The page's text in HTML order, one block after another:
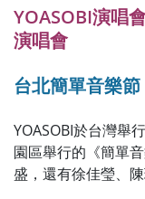
YOASOBI演唱
演唱會
台北簡單音樂節
YOASOBI於台灣舉
園區舉行的《簡單
盛，還有徐佳瑩、